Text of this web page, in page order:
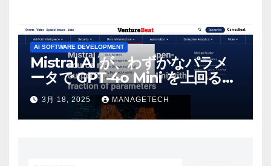
AI SOFTWARE DEVELOPMENT
Mistral AI が、わずかなパラメ
ータで GPT-4o Mini を上回る新
しいオープンソース モデルをリ
リース | VentureBeat
3月 18, 2025 MANAGETECH